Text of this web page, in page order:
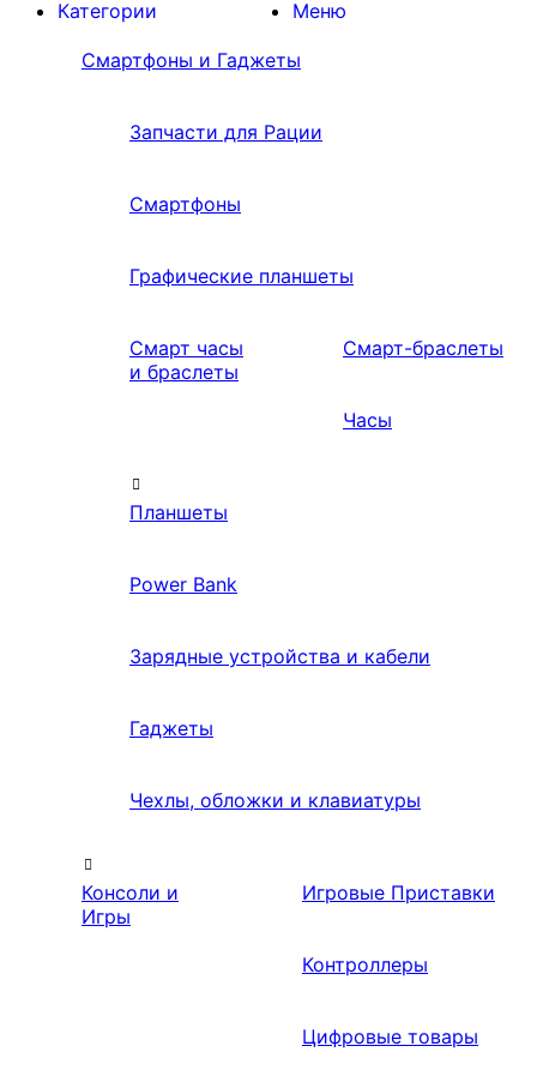
Меню
Категории
Смартфоны и Гаджеты
Запчасти для Рации
Смартфоны
Графические планшеты
Смарт часы
и браслеты
Смарт-браслеты
Часы
Планшеты
Power Bank
Зарядные устройства и кабели
Гаджеты
Чехлы, обложки и клавиатуры
Консоли и
Игры
Игровые Приставки
Контроллеры
Цифровые товары